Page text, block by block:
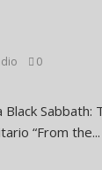
0
Sabbath:
“From the...